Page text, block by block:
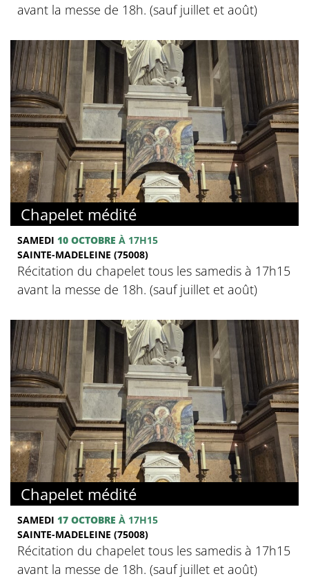
avant la messe de 18h. (sauf juillet et août)
Chapelet médité
SAMEDI 10 OCTOBRE À 17H15
SAINTE-MADELEINE (75008)
Récitation du chapelet tous les samedis à 17h15
avant la messe de 18h. (sauf juillet et août)
Chapelet médité
SAMEDI 17 OCTOBRE À 17H15
SAINTE-MADELEINE (75008)
Récitation du chapelet tous les samedis à 17h15
avant la messe de 18h. (sauf juillet et août)